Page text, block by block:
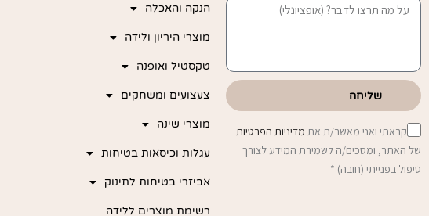
שליחה
קראתי ואני מאשר/ת את מדיניות הפרטיות
של האתר, ומסכים/ה לשמירת המידע לצורך
טיפול בפנייתי (חובה) *
הנקה והאכלה
מוצרי היריון ולידה
טקסטיל ואופנה
צעצועים ומשחקים
מוצרי שינה
עגלות וכיסאות בטיחות
אביזרי בטיחות לתינוק
רשימת מוצרים ללידה